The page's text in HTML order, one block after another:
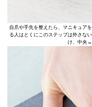
自爪や手先を整えたら、マニキュア
る人はとくにこのステップは外さな
け、中央→